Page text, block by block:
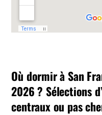
Où dormir à San
2026 ? Sélections
centraux ou pas